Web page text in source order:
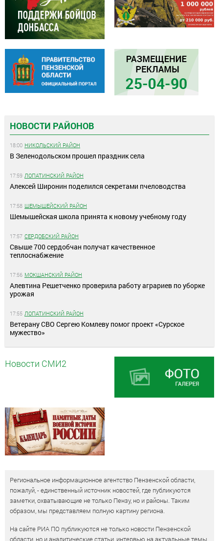
НОВОСТИ РАЙОНОВ
18:00 НИКОЛЬСКИЙ РАЙОН
В Зеленодольском прошел праздник села
17:59 ЛОПАТИНСКИЙ РАЙОН
Алексей Широнин поделился секретами пчеловодства
17:58 ШЕМЫШЕЙСКИЙ РАЙОН
Шемышейская школа принята к новому учебному году
17:57 СЕРДОБСКИЙ РАЙОН
Свыше 700 сердобчан получат качественное
теплоснабжение
17:56 МОКШАНСКИЙ РАЙОН
Алевтина Решетченко проверила работу аграриев по уборке
урожая
17:55 ЛОПАТИНСКИЙ РАЙОН
Ветерану СВО Сергею Комлеву помог проект «Сурское
мужество»
Новости СМИ2
Региональное информационное агентство Пензенской области,
пожалуй, - единственный источник новостей, где публикуются
заметки, охватывающие не только Пензу, но и районы. Таким
образом, мы представляем полную картину региона.
На сайте РИА ПО публикуются не только новости Пензенской
области, но и аналитические статьи, интервью на актуальные темы,